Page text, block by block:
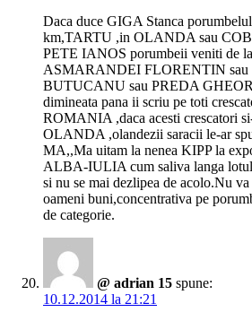
Daca duce GIGA Stanca
km,TARTU ,in OLANDA sau
PETE IANOS porumbeii veniti de
ASMARANDEI FLORENTIN sau
BUTUCANU sau PREDA
dimineata pana ii scriu pe toti
ROMANIA ,daca acesti crescatori
OLANDA ,olandezii saracii le-ar
MA,,Ma uitam la nenea KIPP la
ALBA-IULIA cum saliva langa
si nu se mai dezlipea de acolo.Nu
oameni buni,concentrativa pe
de categorie.
@ adrian 15 spune:
10.12.2014 la 21:21